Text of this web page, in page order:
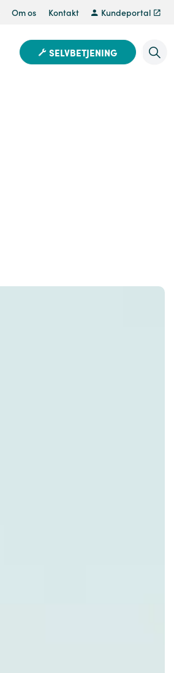
Om os Kontakt Kundeportal
SELVBETJENING